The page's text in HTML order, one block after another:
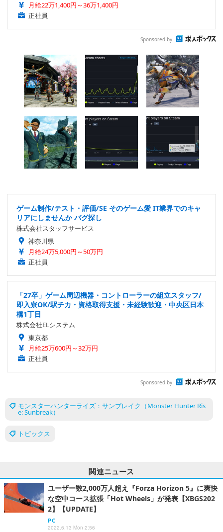
月給22万1,400円～36万1,400円
正社員
Sponsored by
ゲーム制作/テスト・評価/SE そのゲーム愛 IT業界でのキャ
リアにしませんか バグ探し
株式会社スタッフサービス
神奈川県
月給24万5,000円～50万円
正社員
「27卒」ゲーム周辺機器・コントローラーの組立スタッフ/
即入寮OK/駅チカ・資格取得支援・未経験歓迎・中央区日本
橋1丁目
株式会社ELシステム
東京都
月給25万600円～32万円
正社員
Sponsored by
モンスターハンターライズ：サンブレイク（Monster Hunter Ris
e: Sunbreak）
トピックス
関連ニュース
ユーザー数2,000万人超え『Forza Horizon 5』に爽快
な空中コース拡張「Hot Wheels」が発表【XBGS202
2】【UPDATE】
PC
2022.6.13 Mon 2:56